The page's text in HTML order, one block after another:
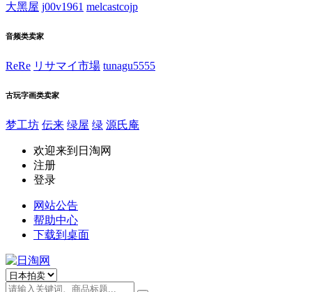
大黑屋 j00v1961 melcastcojp
音频类卖家
ReRe リサマイ市場 tunagu5555
古玩字画类卖家
梦工坊 伝来 绿屋 绿 源氏庵
欢迎来到日淘网
注册
登录
网站公告
帮助中心
下载到桌面